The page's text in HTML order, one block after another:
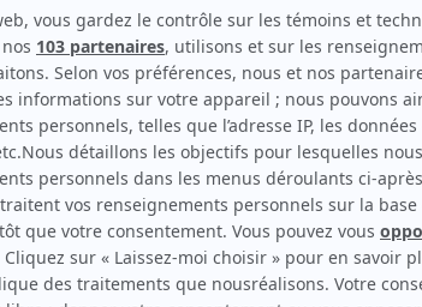
LAROCQUE
Personnages
Le mot de la fin: Le serment( Christian, jeune